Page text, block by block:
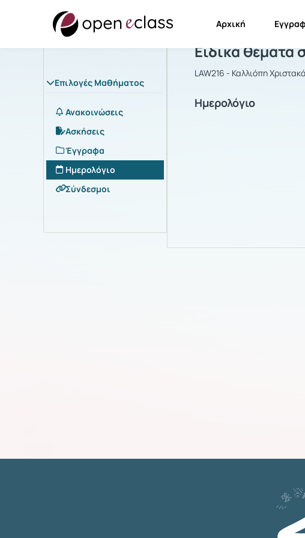
Αρχική
Επιλογές Μαθήματος
Ανακοινώσεις
Ασκήσεις
Έγγραφα
Ημερολόγιο
Σύνδεσμοι
Μάθημα :
Ειδικά θέματα
LAW216 - Καλλιόπη
Ημερολόγιο